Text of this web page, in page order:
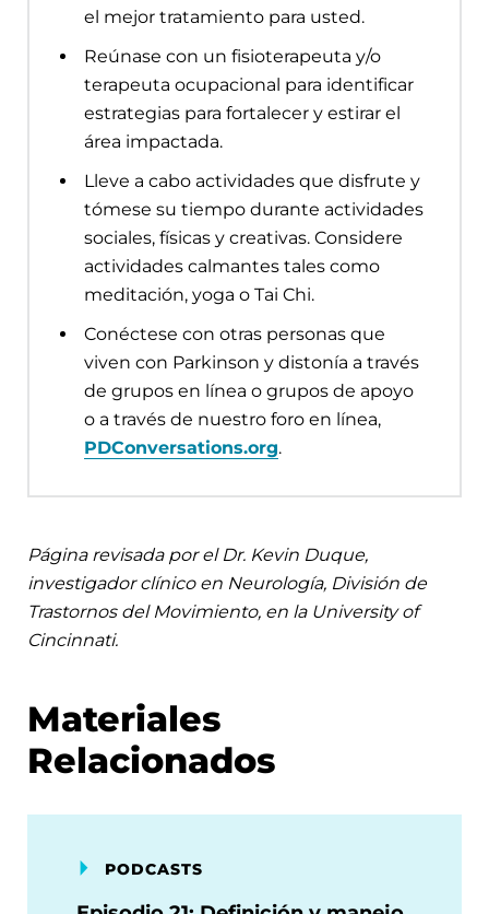
el mejor tratamiento para usted.
Reúnase con un fisioterapeuta y/o
terapeuta ocupacional para identificar
estrategias para fortalecer y estirar el
área impactada.
Lleve a cabo actividades que disfrute y
tómese su tiempo durante actividades
sociales, físicas y creativas. Considere
actividades calmantes tales como
meditación, yoga o Tai Chi.
Conéctese con otras personas que
viven con Parkinson y distonía a través
de grupos en línea o grupos de apoyo
o a través de nuestro foro en línea,
PDConversations.org.
Página revisada por el Dr. Kevin Duque,
investigador clínico en Neurología, División de
Trastornos del Movimiento, en la University of
Cincinnati.
Materiales
Relacionados
PODCASTS